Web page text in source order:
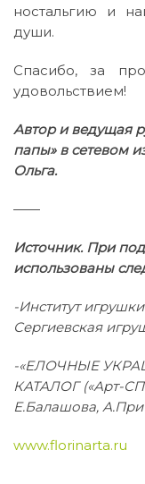
ностальгию и
души.
Спасибо, за
удовольствием!
Автор и ведущая
папы» в сетевом
Ольга.
——
Источник. При
использованы
-Институт
Сергиевская
-«ЕЛОЧНЫЕ
КАТАЛОГ («Арт-
Е.Балашова,
www.florinarta.ru